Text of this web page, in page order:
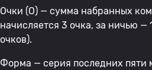
Очки (О) — сумма набранных
начисляется 3 очка, за ничью
очков).
Форма — серия последних пяти